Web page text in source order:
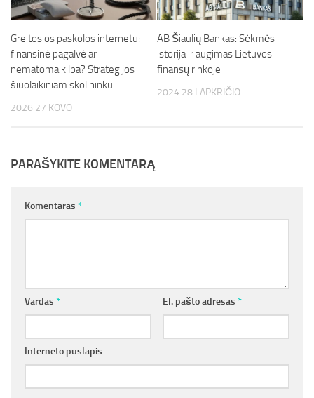
Greitosios paskolos internetu:
finansinė pagalvė ar
nematoma kilpa? Strategijos
šiuolaikiniam skolininkui
2026 27 KOVO
AB Šiaulių Bankas: Sėkmės
istorija ir augimas Lietuvos
finansų rinkoje
2024 28 LAPKRIČIO
PARAŠYKITE KOMENTARĄ
Komentaras *
Vardas * El. pašto adresas *
Interneto puslapis